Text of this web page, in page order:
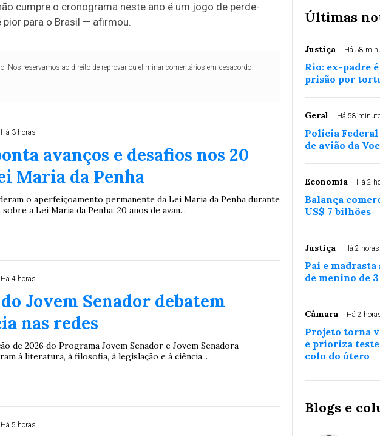
para levar LDO ao
quinta
nesta terça-feira (2) que a sessão conjunta do Congresso Nacional — ou seja,
cumpre o cronograma neste ano é um jogo de perde-
pior para o Brasil — afirmou.
Nos reservamos ao direito de reprovar ou eliminar comentários em desacordo
Há 3 horas
avanços e desafios nos 20
Maria da Penha
o aperfeiçoamento permanente da Lei Maria da Penha durante
a Lei Maria da Penha: 20 anos de avan...
Há 4 horas
Jovem Senador debatem
nas redes
de 2026 do Programa Jovem Senador e Jovem Senadora
à literatura, à filosofia, à legislação e à ciência...
Há 5 horas
Últimas
Justiça Há 58
Rio: ex-padre
prisão por
Geral Há 58
Polícia
de avião da
Economia Há 2
Balança
US$ 7 bilhões
Justiça Há 2 horas
Pai e
de menino de
Câmara Há 2
Projeto torna
e prioriza
colo do útero
Blogs e